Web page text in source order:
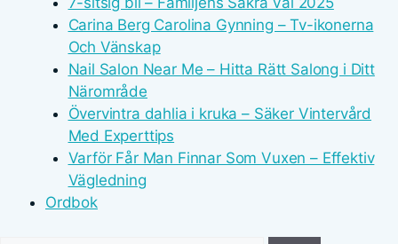
Carina Berg Carolina Gynning – Tv-ikonerna
Och Vänskap
Nail Salon Near Me – Hitta Rätt Salong i Ditt
Närområde
Övervintra dahlia i kruka – Säker Vintervård
Med Experttips
Varför Får Man Finnar Som Vuxen – Effektiv
Vägledning
Ordbok